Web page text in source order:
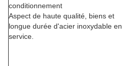
conditionnement
Aspect de haute qualité, biens et
longue durée d'acier inoxydable en
service.